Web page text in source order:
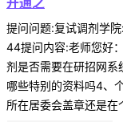
提问问题:复试调剂学
44提问内容:老师您好
剂是否需要在研招网
哪些特别的资料吗4、
所在居委会盖章还是在